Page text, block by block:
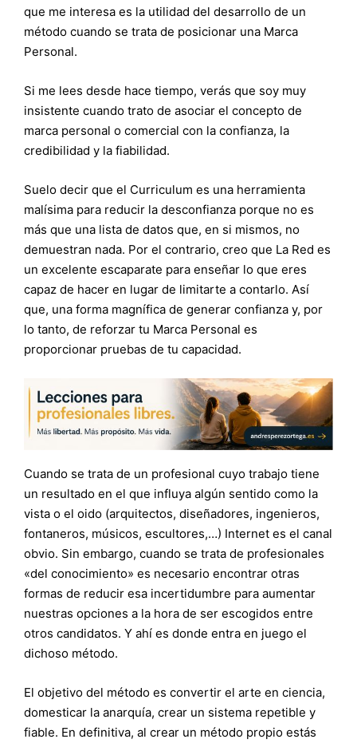
que me interesa es la utilidad del desarrollo de un
método cuando se trata de posicionar una Marca
Personal.
Si me lees desde hace tiempo, verás que soy muy
insistente cuando trato de asociar el concepto de
marca personal o comercial con la confianza, la
credibilidad y la fiabilidad.
Suelo decir que el Curriculum es una herramienta
malísima para reducir la desconfianza porque no es
más que una lista de datos que, en si mismos, no
demuestran nada. Por el contrario, creo que La Red es
un excelente escaparate para enseñar lo que eres
capaz de hacer en lugar de limitarte a contarlo. Así
que, una forma magnífica de generar confianza y, por
lo tanto, de reforzar tu Marca Personal es
proporcionar pruebas de tu capacidad.
Cuando se trata de un profesional cuyo trabajo tiene
un resultado en el que influya algún sentido como la
vista o el oido (arquitectos, diseñadores, ingenieros,
fontaneros, músicos, escultores,…) Internet es el canal
obvio. Sin embargo, cuando se trata de profesionales
«del conocimiento» es necesario encontrar otras
formas de reducir esa incertidumbre para aumentar
nuestras opciones a la hora de ser escogidos entre
otros candidatos. Y ahí es donde entra en juego el
dichoso método.
El objetivo del método es convertir el arte en ciencia,
domesticar la anarquía, crear un sistema repetible y
fiable. En definitiva, al crear un método propio estás